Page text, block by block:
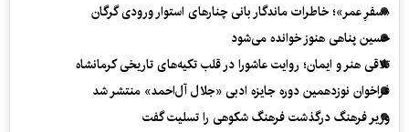
«سفرِ عمر»؛ خاطرات ماندگار بانی چنارهای استوار ورودی گرگان
حسین پناهی هنوز خوانده می‌شود
تلاقی هنر و ایمان؛ روایت عاشورا در قلب تکیه‌های تاریخی کرمانشاه
فراخوان نوزدهمین دوره جایزه ادبی «جلال آل‌احمد» منتشر شد
وزیر فرهنگ درگذشت فرهنگ شکوهی را تسلیت گفت